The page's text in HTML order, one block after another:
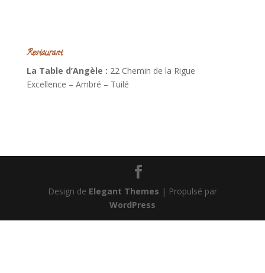
Restaurant
La Table d’Angèle : 22 Chemin de la Rigue
Excellence – Ambré – Tuilé
Design de Elegant Themes | Propulsé par
WordPress